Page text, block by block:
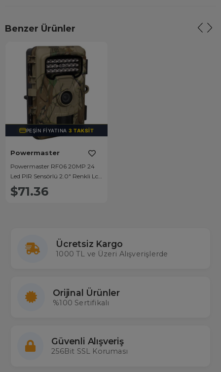
Benzer Ürünler
PEŞIN FIYATINA3 TAKSIT
Powermaster
Powermaster RF06 20MP 24
Led PIR Sensörlü 2.0" Renkli Lcd
Ekran 128GB SD Kart Destekli
Fotokapan Kamuflaj Kamera
$71.36
Ücretsiz Kargo
1000 TL ve Üzeri Alışverişlerde
Orijinal Ürünler
%100 Sertifikalı
Güvenli Alışveriş
256Bit SSL Koruması